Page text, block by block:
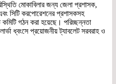
মোকাবিলার জন্য জেলা প্রশাসক,
সিটি করপোরেশনের প্রশাসকসহ
কমিটি গঠন করা হয়েছে। পরিচ্ছন্নতা
ধ্বংসে প্রয়োজনীয় ট্যাবলেট সরবরাহ ও